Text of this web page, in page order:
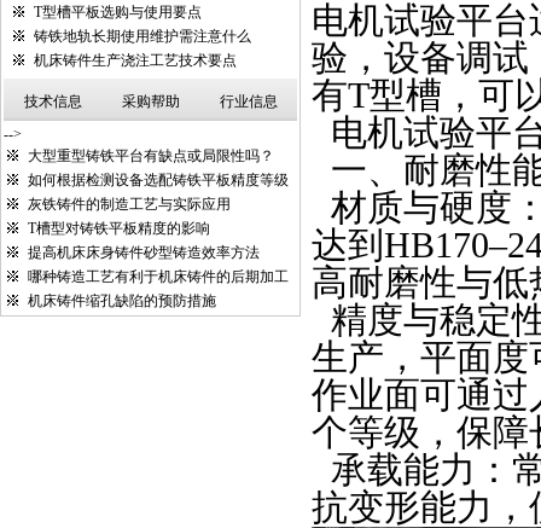
T型槽平板选购与使用要点
铸铁地轨长期使用维护需注意什么
机床铸件生产浇注工艺技术要点
技术信息 采购帮助
行业信息
-->
大型重型铸铁平台有缺点或局限性吗？
如何根据检测设备选配铸铁平板精度等级
灰铁铸件的制造工艺与实际应用
T槽型对铸铁平板精度的影响
提高机床床身铸件砂型铸造效率方法
哪种铸造工艺有利于机床铸件的后期加工
机床铸件缩孔缺陷的预防措施
电机试验平台
验，设备调试
有T型槽，可
电机试验平
一、耐磨性
材质与硬度
达到 HB170–
高耐磨性与低
精度与稳定
生产，平面度
作业面可通过
个等级，保障
承载能力：
抗变形能力，